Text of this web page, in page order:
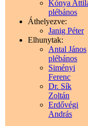
Kónya
plébános
Áthelyezve:
Janig Péter
Elhunytak:
Antal János
plébános
Siményi
Ferenc
Dr. Sík
Zoltán
Erdővégi
András